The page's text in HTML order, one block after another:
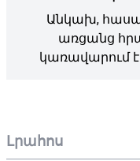
Լրահոս
Անկախ,
առցանց
կառավարում